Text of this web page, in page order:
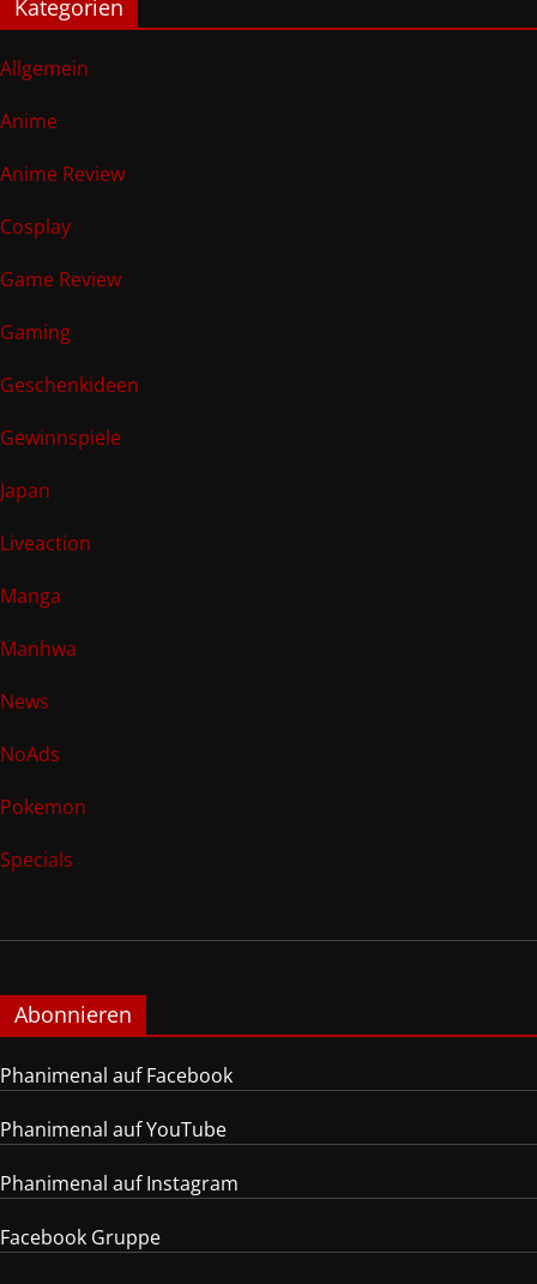
Kategorien
Allgemein
Anime
Anime Review
Cosplay
Game Review
Gaming
Geschenkideen
Gewinnspiele
Japan
Liveaction
Manga
Manhwa
News
NoAds
Pokemon
Specials
Abonnieren
Phanimenal auf Facebook
Phanimenal auf YouTube
Phanimenal auf Instagram
Facebook Gruppe